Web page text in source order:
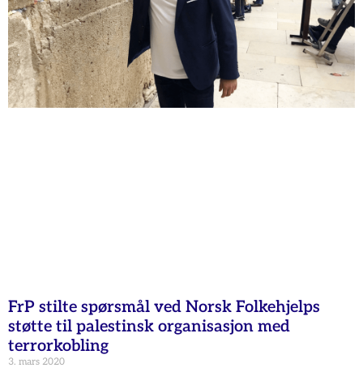
FrP stilte spørsmål ved Norsk Folkehjelps
støtte til palestinsk organisasjon med
terrorkobling
3. mars 2020